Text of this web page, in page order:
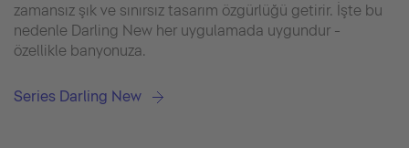
zamansız şık ve sınırsız tasarım özgürlüğü getirir. İşte bu
nedenle Darling New her uygulamada uygundur -
özellikle banyonuza.
Series Darling New